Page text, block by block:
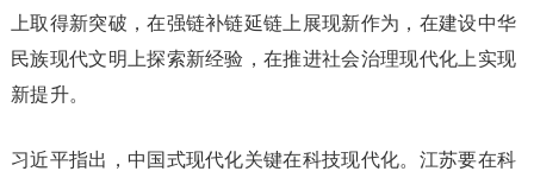
上取得新突破，在强链补链延链上展现新作为，在建设中华
民族现代文明上探索新经验，在推进社会治理现代化上实现
新提升。
习近平指出，中国式现代化关键在科技现代化。江苏要在科